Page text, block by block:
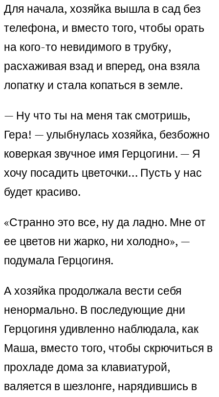
Для начала, хозяйка вышла в сад без
телефона, и вместо того, чтобы орать
на кого-то невидимого в трубку,
расхаживая взад и вперед, она взяла
лопатку и стала копаться в земле.
— Ну что ты на меня так смотришь,
Гера! — улыбнулась хозяйка, безбожно
коверкая звучное имя Герцогини. — Я
хочу посадить цветочки… Пусть у нас
будет красиво.
«Странно это все, ну да ладно. Мне от
ее цветов ни жарко, ни холодно», —
подумала Герцогиня.
А хозяйка продолжала вести себя
ненормально. В последующие дни
Герцогиня удивленно наблюдала, как
Маша, вместо того, чтобы скрючиться в
прохладе дома за клавиатурой,
валяется в шезлонге, нарядившись в